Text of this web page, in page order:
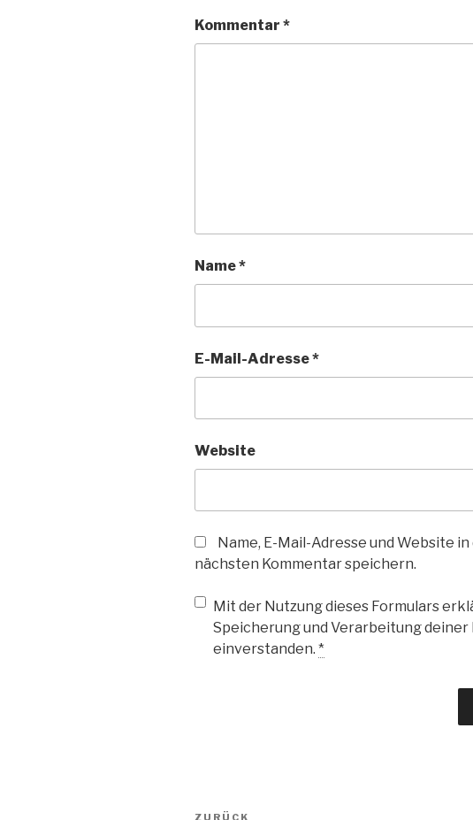
Kommentar *
Name*
E-Mail-Adresse*
Website
Name, E-Mail-Adresse und Website
nächsten Kommentar speichern.
Mit der Nutzung dieses Formulars
Speicherung und Verarbeitung deiner
einverstanden. *
Beitragsnavigation